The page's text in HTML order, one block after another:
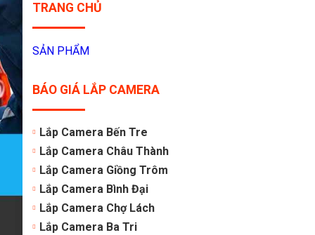
TRANG CHỦ
SẢN PHẨM
BÁO GIÁ LẮP CAMERA
Lắp Camera Bến Tre
Lắp Camera Châu Thành
Lắp Camera Giồng Trôm
Lắp Camera Bình Đại
Lắp Camera Chợ Lách
Lắp Camera Ba Tri